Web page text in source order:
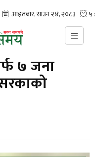
७ जना
सरकाको